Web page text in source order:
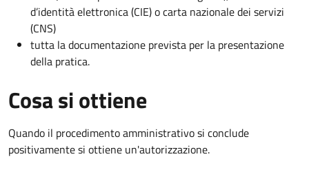
d’identità elettronica (CIE) o carta nazionale dei servizi
(CNS)
tutta la documentazione prevista per la presentazione
della pratica.
Cosa si ottiene
Quando il procedimento amministrativo si conclude
positivamente si ottiene un'autorizzazione.